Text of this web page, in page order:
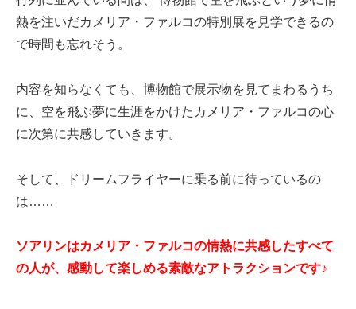
熱を注いだカメリア・ファルコの特別展を見学できるの
で時間も忘れそう。
内容を知らなくても、博物館で展示物を見てまわるうち
に、空を飛ぶ夢に生涯をかけたカメリア・ファルコの心
に次第に共感していきます。
そして、ドリームフライヤーに乗る前に待っているの
は……
ソアリンはカメリア・ファルコの情熱に共感したすべて
の人が、感動して楽しめる素敵なアトラクションです♪